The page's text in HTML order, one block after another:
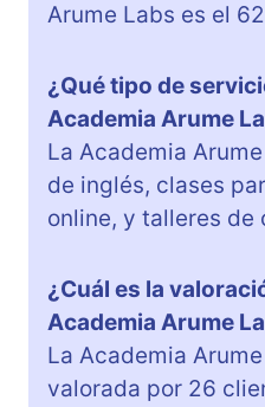
Arume Labs es el
¿Qué tipo de
Academia Arume
La Academia
de inglés, clases
online, y talleres de
¿Cuál es la
Academia Arume
La Academia
valorada por 26